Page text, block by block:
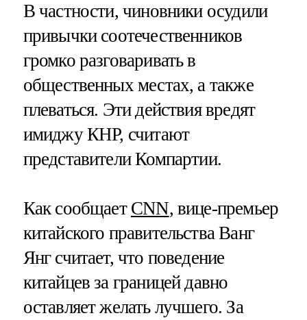
В частности, чиновники осудили
привычки соотечественников
громко разговаривать в
общественных местах, а также
плеваться. Эти действия вредят
имиджу КНР, считают
представители Компартии.
Как сообщает CNN, вице-премьер
китайского правительства Ванг
Янг считает, что поведение
китайцев за границей давно
оставляет желать лучшего. За